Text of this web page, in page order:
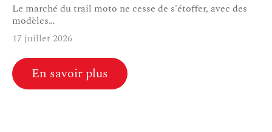
Le marché du trail moto ne cesse de s'étoffer, avec des
modèles…
17 juillet 2026
En savoir plus